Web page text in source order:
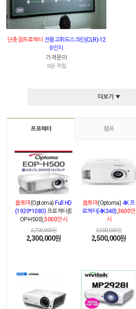
단촛점프로젝터 전용고휘도스크린(CLR)-12
0인치
가격문의
0원 적립
더보기 ▼
프로젝터 램프
옵토마(Optoma)Full HD
(1920*1080) 프로젝터(E
OP-H500),5000안시
2,700,000원
2,300,000원
옵토마(Optoma) 4K 프
로젝터(4K340),3600안
시
3,000,000원
2,500,000원